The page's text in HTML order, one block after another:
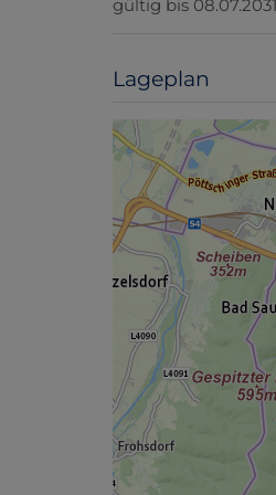
gültig bis 08.07.2031
Lageplan